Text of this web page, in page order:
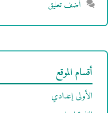
أضف تعليق
أقسام الموقع
الأولى إعدادي